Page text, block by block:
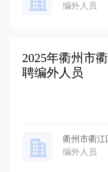
编外人员
2025年衢州市
聘编外人员
衢州市衢江
编外人员